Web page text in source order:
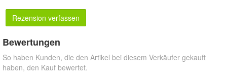
Rezension verfassen
Bewertungen
So haben Kunden, die den Artikel bei diesem Verkäufer gekauft
haben, den Kauf bewertet.